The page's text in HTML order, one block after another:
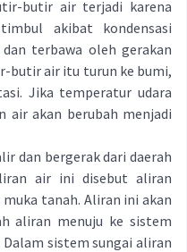
butir air terjadi karena
akibat kondensasi
terbawa oleh gerakan
butir air itu turun ke bumi,
Jika temperatur udara
air akan berubah menjadi
dan bergerak dari daerah
air ini disebut aliran
tanah. Aliran ini akan
aliran menuju ke sistem
sistem sungai aliran